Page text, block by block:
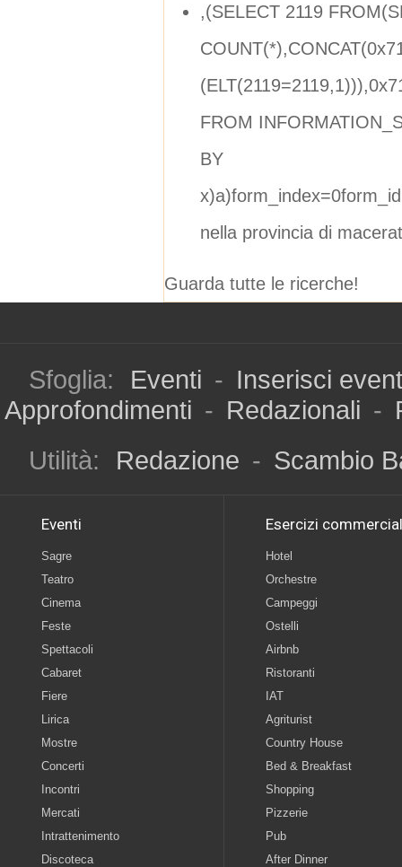
,(SELECT 2119
FROM
BY
nella provincia di
Guarda tutte le ricerche!
Sfoglia: Eventi - Inserisci
Approfondimenti - Redazionali -
Utilità:
Redazione - Scambio
Eventi
Sagre
Teatro
Cinema
Feste
Spettacoli
Cabaret
Fiere
Lirica
Mostre
Concerti
Incontri
Mercati
Intrattenimento
Discoteca
Esercizi
Hotel
Orchestre
Campeggi
Ostelli
Airbnb
Ristoranti
IAT
Agriturist
Country House
Bed & Breakfast
Shopping
Pizzerie
Pub
After Dinner